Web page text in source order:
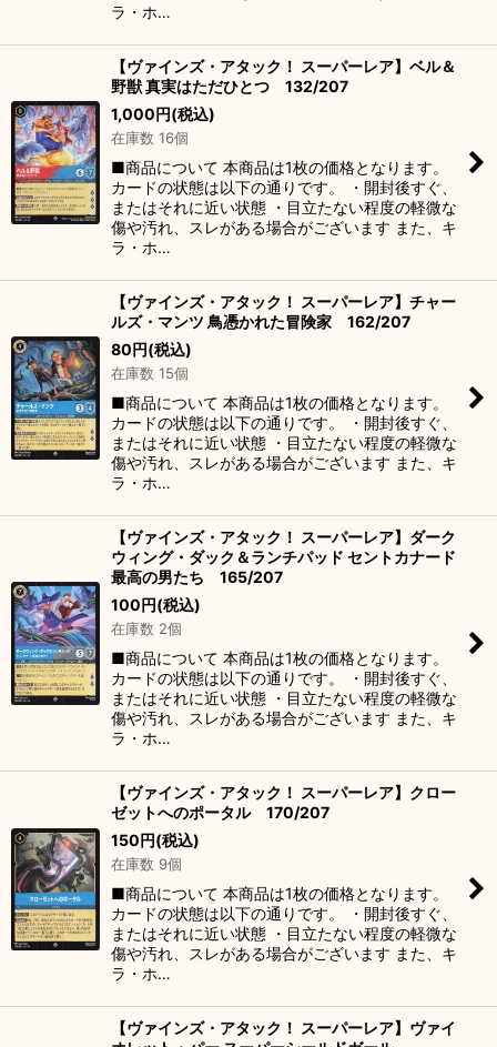
ラ・ホ…
【ヴァインズ・アタック！ スーパーレア】ベル＆
野獣 真実はただひとつ 132/207
1,000円(税込)
在庫数 16個
■商品について 本商品は1枚の価格となります。
カードの状態は以下の通りです。 ・開封後すぐ、
またはそれに近い状態 ・目立たない程度の軽微な
傷や汚れ、スレがある場合がございます また、キ
ラ・ホ…
【ヴァインズ・アタック！ スーパーレア】チャー
ルズ・マンツ 鳥憑かれた冒険家 162/207
80円(税込)
在庫数 15個
■商品について 本商品は1枚の価格となります。
カードの状態は以下の通りです。 ・開封後すぐ、
またはそれに近い状態 ・目立たない程度の軽微な
傷や汚れ、スレがある場合がございます また、キ
ラ・ホ…
【ヴァインズ・アタック！ スーパーレア】ダーク
ウィング・ダック＆ランチパッド セントカナード
最高の男たち 165/207
100円(税込)
在庫数 2個
■商品について 本商品は1枚の価格となります。
カードの状態は以下の通りです。 ・開封後すぐ、
またはそれに近い状態 ・目立たない程度の軽微な
傷や汚れ、スレがある場合がございます また、キ
ラ・ホ…
【ヴァインズ・アタック！ スーパーレア】クロー
ゼットへのポータル 170/207
150円(税込)
在庫数 9個
■商品について 本商品は1枚の価格となります。
カードの状態は以下の通りです。 ・開封後すぐ、
またはそれに近い状態 ・目立たない程度の軽微な
傷や汚れ、スレがある場合がございます また、キ
ラ・ホ…
【ヴァインズ・アタック！ スーパーレア】ヴァイ